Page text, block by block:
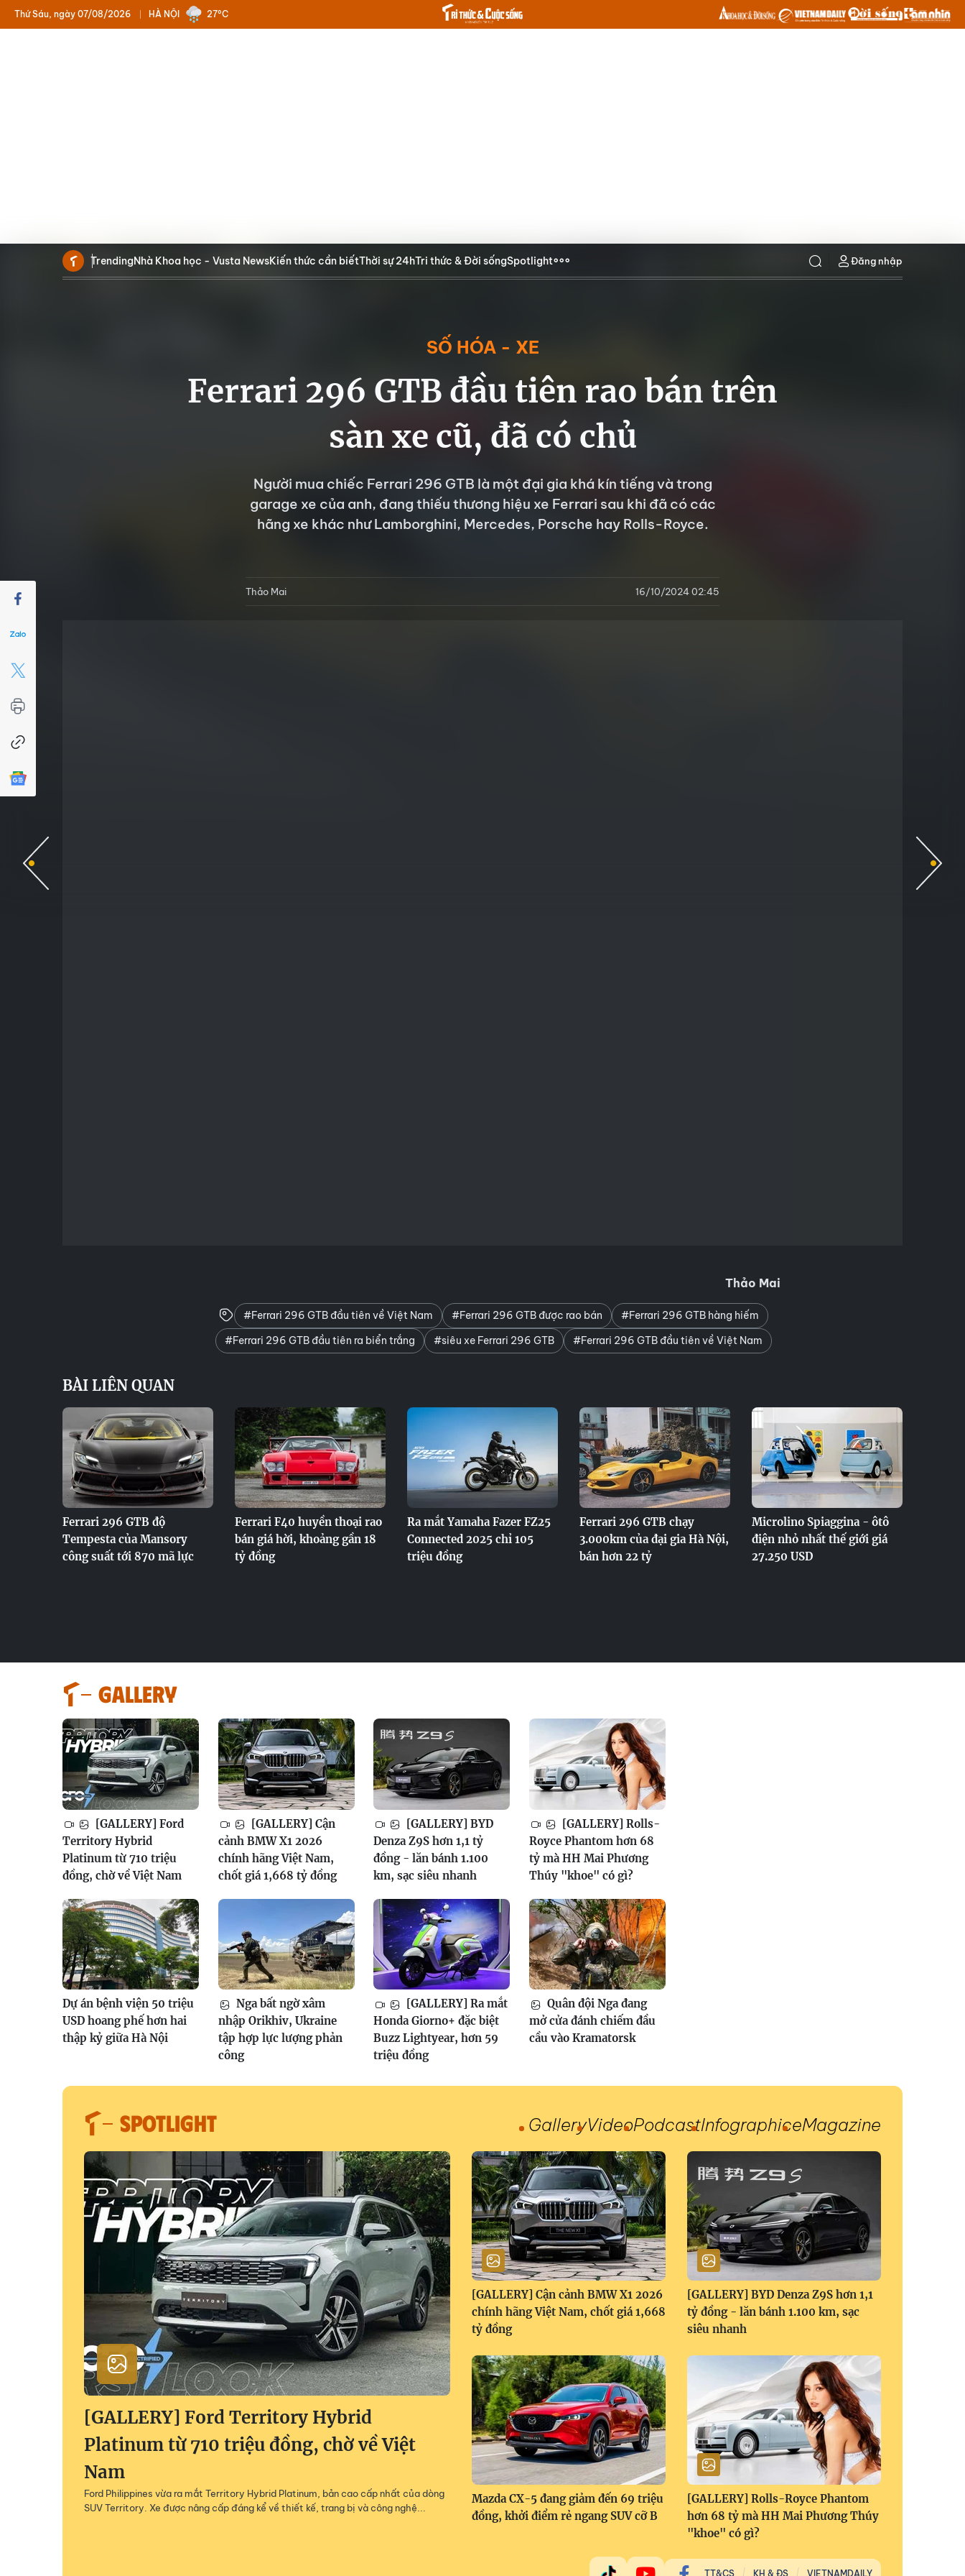
HÀ NỘI
Thứ Sáu, ngày 07/08/2026 27°C
TrendingNhà Khoa học - Vusta NewsKiến thức cần biếtThời sự 24hTri thức & Đời sốngSpotlight Đăng nhập
SỐ HÓA - XE
Ferrari 296 GTB đầu tiên rao bán trên
sàn xe cũ, đã có chủ
Người mua chiếc Ferrari 296 GTB là một đại gia khá kín tiếng và trong
garage xe của anh, đang thiếu thương hiệu xe Ferrari sau khi đã có các
hãng xe khác như Lamborghini, Mercedes, Porsche hay Rolls-Royce.
Thảo Mai 16/10/2024 02:45
Thảo Mai
#Ferrari 296 GTB đầu tiên về Việt Nam #Ferrari 296 GTB được rao bán
#Ferrari 296 GTB hàng hiếm
#Ferrari 296 GTB đầu tiên ra biển trắng
#siêu xe Ferrari 296 GTB #Ferrari 296 GTB đầu tiên về Việt Nam
BÀI LIÊN QUAN
Ferrari 296 GTB độ
Tempesta của Mansory
công suất tới 870 mã lực
Ferrari F40 huyền thoại rao
bán giá hời, khoảng gần 18
tỷ đồng
Ra mắt Yamaha Fazer FZ25
Connected 2025 chỉ 105
triệu đồng
Ferrari 296 GTB chạy
3.000km của đại gia Hà Nội,
bán hơn 22 tỷ
Microlino Spiaggina - ôtô
điện nhỏ nhất thế giới giá
27.250 USD
GALLERY
[GALLERY] Ford
Territory Hybrid
Platinum từ 710 triệu
đồng, chờ về Việt Nam
[GALLERY] Cận
cảnh BMW X1 2026
chính hãng Việt Nam,
chốt giá 1,668 tỷ đồng
[GALLERY] BYD
Denza Z9S hơn 1,1 tỷ
đồng - lăn bánh 1.100
km, sạc siêu nhanh
[GALLERY] Rolls-
Royce Phantom hơn 68
tỷ mà HH Mai Phương
Thúy "khoe" có gì?
Dự án bệnh viện 50 triệu
USD hoang phế hơn hai
thập kỷ giữa Hà Nội
Nga bất ngờ xâm
nhập Orikhiv, Ukraine
tập hợp lực lượng phản
công
[GALLERY] Ra mắt
Honda Giorno+ đặc biệt
Buzz Lightyear, hơn 59
triệu đồng
Quân đội Nga đang
mở cửa đánh chiếm đầu
cầu vào Kramatorsk
SPOTLIGHT GalleryVideoPodcastInfographiceMagazine
[GALLERY] Ford Territory Hybrid
Platinum từ 710 triệu đồng, chờ về Việt
Nam
Ford Philippines vừa ra mắt Territory Hybrid Platinum, bản cao cấp nhất của dòng
SUV Territory. Xe được nâng cấp đáng kể về thiết kế, trang bị và công nghệ...
[GALLERY] Cận cảnh BMW X1 2026
chính hãng Việt Nam, chốt giá 1,668
tỷ đồng
[GALLERY] BYD Denza Z9S hơn 1,1
tỷ đồng - lăn bánh 1.100 km, sạc
siêu nhanh
Mazda CX-5 đang giảm đến 69 triệu
đồng, khởi điểm rẻ ngang SUV cỡ B
[GALLERY] Rolls-Royce Phantom
hơn 68 tỷ mà HH Mai Phương Thúy
"khoe" có gì?
TT&CS KH & ĐS VIETNAMDAILY